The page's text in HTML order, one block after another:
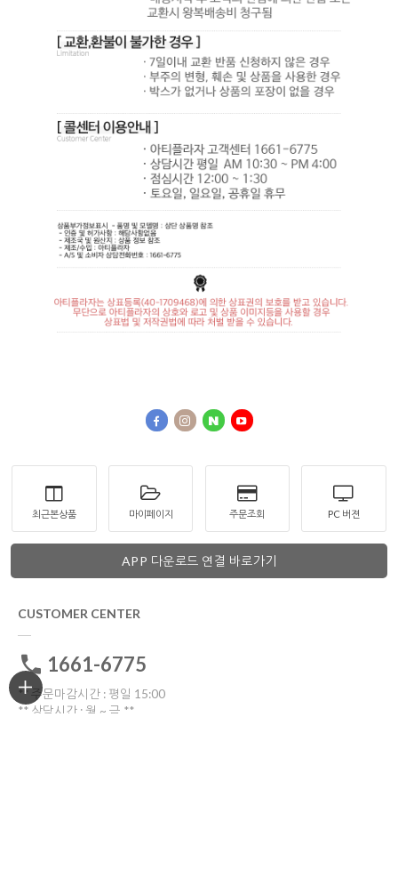
최근본상품 마이페이지 주문조회 PC 버젼
APP 다운로드 연결 바로가기
CUSTOMER CENTER
1661-6775
** 주문마감시간 : 평일 15:00
** 상담시간 : 월 ~ 금 **